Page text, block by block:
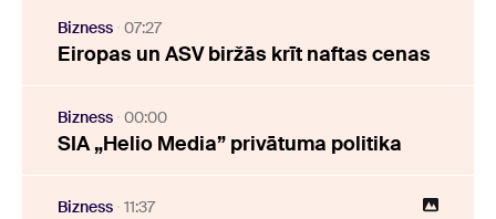
Bizness 07:27
Eiropas un ASV biržās krīt naftas cenas
Bizness 00:00
SIA „Helio Media” privātuma politika
Bizness 11:37